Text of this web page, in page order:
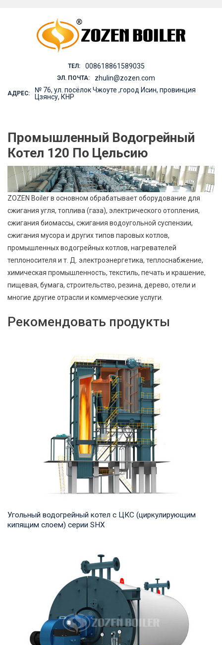
ТЕЛ: 008618861589035
ЭЛ. ПОЧТА: zhulin@zozen.com
АДРЕС:
№ 76, ул. посёлок Чжоуте ,город Исин, провинция
Цзянсу, КНР
Промышленный Водогрейный
Котел 120 По Цельсию
ZOZEN Boiler в основном обрабатывает оборудование для
сжигания угля, топлива (газа), электрического отопления,
сжигания биомассы, сжигания водоугольной суспензии,
сжигания мусора и других типов паровых котлов,
промышленных водогрейных котлов, нагревателей
теплоносителя и т. Д. электроэнергетика, теплоснабжение,
химическая промышленность, текстиль, печать и крашение,
пищевая, бумага, строительство, резина, дерево, отели и
многие другие отрасли и коммерческие услуги.
Рекомендовать продукты
Угольный водогрейный котел с ЦКС (циркулирующим
кипящим слоем) серии SHX
мощность продукта: 7-91 МВт Температура н...